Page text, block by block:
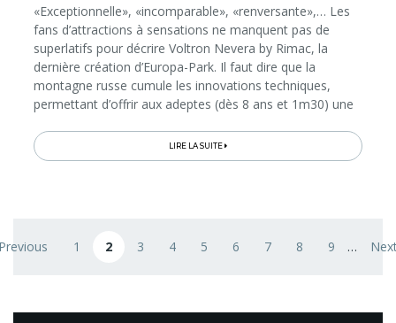
«Exceptionnelle», «incomparable», «renversante»,… Les
fans d’attractions à sensations ne manquent pas de
superlatifs pour décrire Voltron Nevera by Rimac, la
dernière création d’Europa-Park. Il faut dire que la
montagne russe cumule les innovations techniques,
permettant d’offrir aux adeptes (dès 8 ans et 1m30) une
LIRE LA SUITE
page Page
1 Page courante
2 Page
3 Page
4 Page
5 Page
6 Page
7 Page
8 Page
9 …